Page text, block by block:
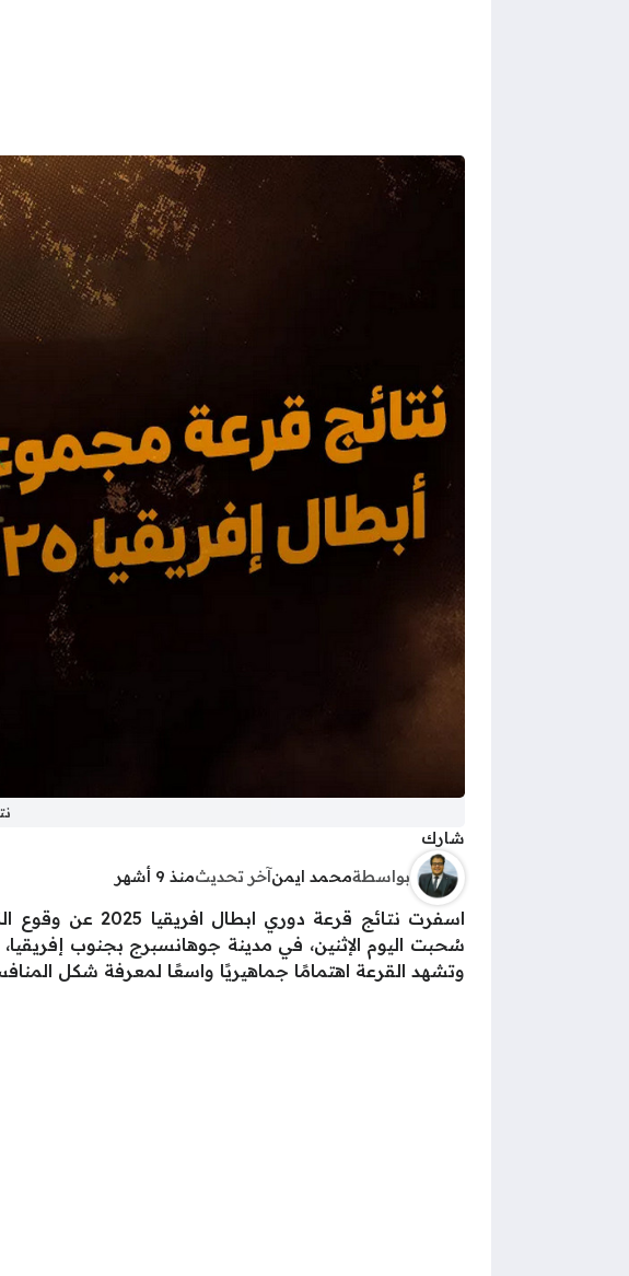
شارك
بواسطةمحمد ايمن آخر تحديثمنذ 9 أشهر
اسفرت نتائج
سُحبت اليوم الإثنين، في مدينة جوهانسبرج بجنوب إفريقيا،
وتشهد القرعة اهتمامًا جماهيريًا واسعًا لمعرفة شكل